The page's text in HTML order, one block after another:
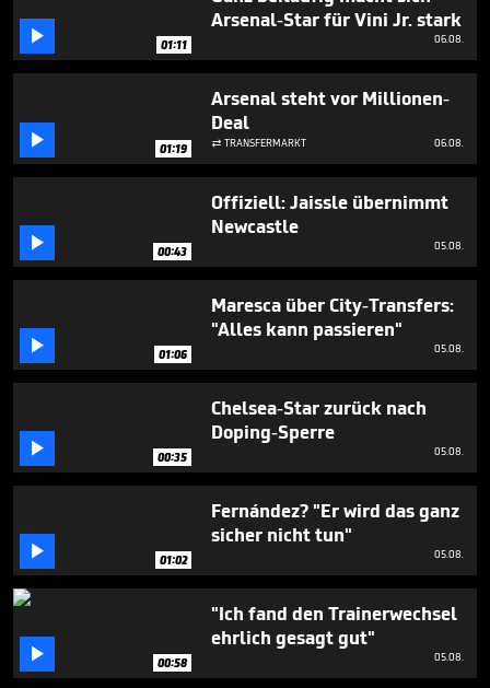
minutes,
seconds
 01:11
Arsenal-Star für Vini Jr. stark
06.08.
 01:19
Arsenal steht vor Millionen-
Deal
 TRANSFERMARKT 06.08.
 00:43
Offiziell: Jaissle übernimmt
Newcastle
05.08.
 01:06
Maresca über City-Transfers:
"Alles kann passieren"
05.08.
 00:35
Chelsea-Star zurück nach
Doping-Sperre
05.08.
 01:02
Fernández? "Er wird das ganz
sicher nicht tun"
05.08.
 00:58
"Ich fand den Trainerwechsel
ehrlich gesagt gut"
05.08.